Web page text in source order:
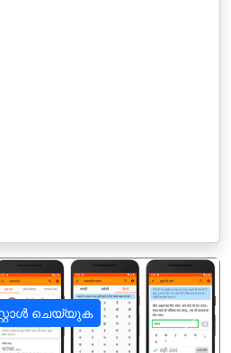
ചെയ്യുക
अगला